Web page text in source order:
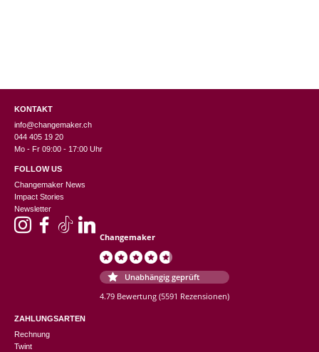
KONTAKT
info@changemaker.ch
044 405 19 20
Mo - Fr 09:00 - 17:00 Uhr
FOLLOW US
Changemaker News
Impact Stories
Newsletter
Changemaker
Unabhängig geprüft
4.79 Bewertung (5591 Rezensionen)
ZAHLUNGSARTEN
Rechnung
Twint